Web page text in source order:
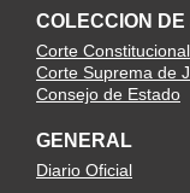
COLECCION
Corte Constitucional
Corte Suprema de
Consejo de Estado
GENERAL
Diario Oficial